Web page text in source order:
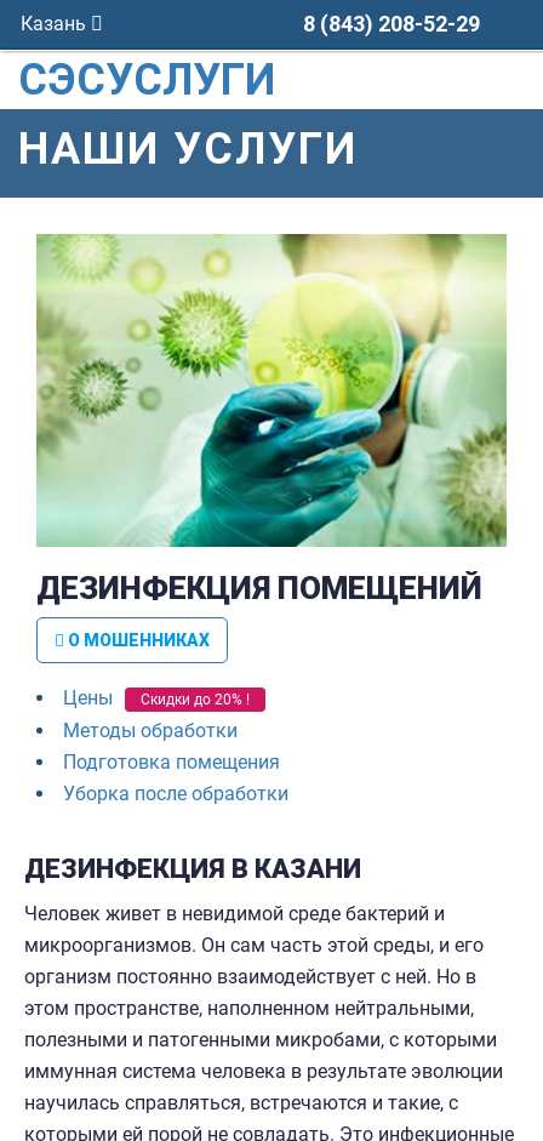
Казань 8 (843) 208-52-29
СЭСУСЛУГИ
НАШИ УСЛУГИ
ДЕЗИНФЕКЦИЯ ПОМЕЩЕНИЙ
О МОШЕННИКАХ
Цены Скидки до 20% !
Методы обработки
Подготовка помещения
Уборка после обработки
ДЕЗИНФЕКЦИЯ В КАЗАНИ
Человек живет в невидимой среде бактерий и
микроорганизмов. Он сам часть этой среды, и его
организм постоянно взаимодействует с ней. Но в
этом пространстве, наполненном нейтральными,
полезными и патогенными микробами, с которыми
иммунная система человека в результате эволюции
научилась справляться, встречаются и такие, с
которыми ей порой не совладать. Это инфекционные